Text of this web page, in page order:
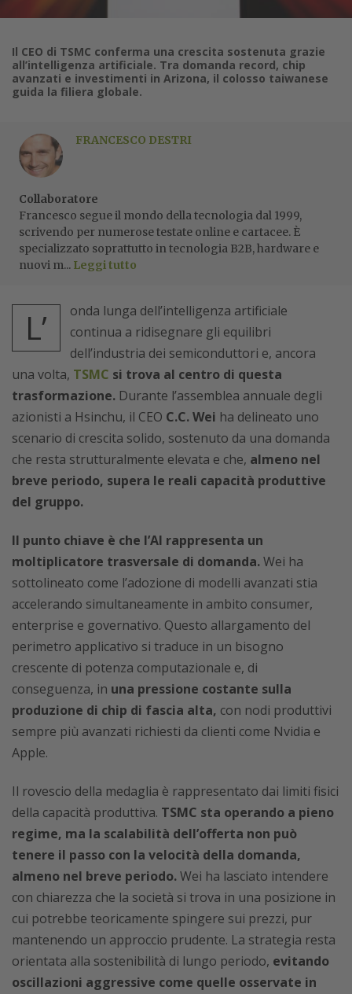
Il CEO di TSMC conferma una crescita sostenuta grazie
all’intelligenza artificiale. Tra domanda record, chip
avanzati e investimenti in Arizona, il colosso taiwanese
guida la filiera globale.
FRANCESCO DESTRI
Collaboratore
Francesco segue il mondo della tecnologia dal 1999,
scrivendo per numerose testate online e cartacee. È
specializzato soprattutto in tecnologia B2B, hardware e
nuovi m... Leggi tutto
L’
onda lunga dell’intelligenza artificiale
continua a ridisegnare gli equilibri
dell’industria dei semiconduttori e, ancora
una volta, TSMC si trova al centro di questa
trasformazione. Durante l’assemblea annuale degli
azionisti a Hsinchu, il CEO C.C. Wei ha delineato uno
scenario di crescita solido, sostenuto da una domanda
che resta strutturalmente elevata e che, almeno nel
breve periodo, supera le reali capacità produttive
del gruppo.
Il punto chiave è che l’AI rappresenta un
moltiplicatore trasversale di domanda.Wei ha
sottolineato come l’adozione di modelli avanzati stia
accelerando simultaneamente in ambito consumer,
enterprise e governativo. Questo allargamento del
perimetro applicativo si traduce in un bisogno
crescente di potenza computazionale e, di
conseguenza, in una pressione costante sulla
produzione di chip di fascia alta, con nodi produttivi
sempre più avanzati richiesti da clienti come Nvidia e
Apple.
Il rovescio della medaglia è rappresentato dai limiti fisici
della capacità produttiva. TSMC sta operando a pieno
regime, ma la scalabilità dell’offerta non può
tenere il passo con la velocità della domanda,
almeno nel breve periodo.Wei ha lasciato intendere
con chiarezza che la società si trova in una posizione in
cui potrebbe teoricamente spingere sui prezzi, pur
mantenendo un approccio prudente. La strategia resta
orientata alla sostenibilità di lungo periodo, evitando
oscillazioni aggressive come quelle osservate in